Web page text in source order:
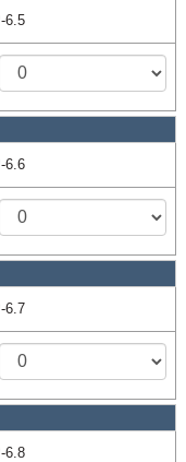
6.5
6.6
6.7
6.8